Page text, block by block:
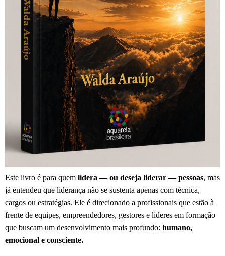
Este livro é para quem lidera — ou deseja liderar — pessoas, mas
já entendeu que liderança não se sustenta apenas com técnica,
cargos ou estratégias. Ele é direcionado a profissionais que estão à
frente de equipes, empreendedores, gestores e líderes em formação
que buscam um desenvolvimento mais profundo: humano,
emocional e consciente.